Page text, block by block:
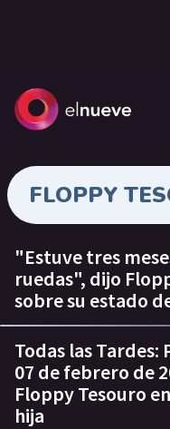
FLOPPY
"Estuve tres
ruedas", dijo
sobre su estado
Todas las
07 de febrero de
Floppy Tesouro
hija